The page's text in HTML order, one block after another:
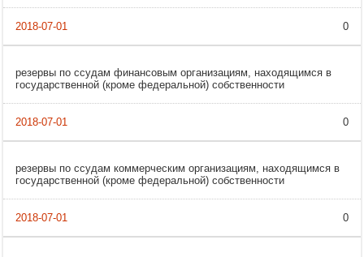
0
резервы по ссудам финансовым организациям, находящимся в
государственной (кроме федеральной) собственности
0
резервы по ссудам коммерческим организациям, находящимся в
государственной (кроме федеральной) собственности
0